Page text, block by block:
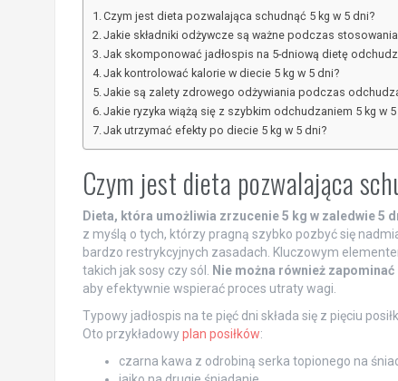
Czym jest dieta pozwalająca schudnąć 5 kg w 5 dni?
Jakie składniki odżywcze są ważne podczas
Jak skomponować jadłospis na 5-dniową dietę
Jak kontrolować kalorie w diecie 5 kg w 5 dni?
Jakie są zalety zdrowego odżywiania podczas
Jakie ryzyka wiążą się z szybkim odchudzaniem 5 kg w
Jak utrzymać efekty po diecie 5 kg w 5 dni?
Czym jest dieta pozwalająca
Dieta, która umożliwia zrzucenie 5 kg w zaledwie 5
z myślą o tych, którzy pragną szybko pozbyć się
bardzo restrykcyjnych zasadach. Kluczowym
takich jak sosy czy sól. Nie można również
aby efektywnie wspierać proces utraty wagi.
Typowy jadłospis na te pięć dni składa się z pięciu
Oto przykładowyplan posiłków:
czarna kawa z odrobiną serka topionego na